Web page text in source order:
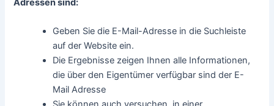
können Sie möglicherweise das Social-Media-Profil der
Namen und den Aufenthaltsort der Person.
Besitzer E-Mail Adresse finden
E-Mail ist ein wichtiger Bestandteil in der modernen Welt.